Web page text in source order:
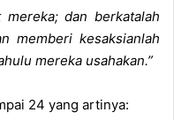
dan berkatalah
memberi kesaksianlah
mereka usahakan.”
24 yang artinya: